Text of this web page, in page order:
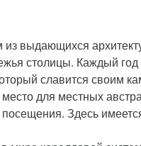
из выдающихся
столицы. Каждый
славится своим
для местных
Здесь